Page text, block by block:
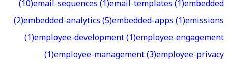
(10)email-sequences(1)email-templates(1)embedded
(2)embedded-analytics(5)embedded-apps(1)emissions
(1)employee-development(1)employee-engagement
(1)employee-management(3)employee-privacy